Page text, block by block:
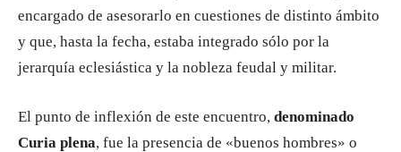
encargado de asesorarlo en cuestiones de distinto ámbito
y que, hasta la fecha, estaba integrado sólo por la
jerarquía eclesiástica y la nobleza feudal y militar.
El punto de inflexión de este encuentro, denominado
Curia plena, fue la presencia de «buenos hombres» o